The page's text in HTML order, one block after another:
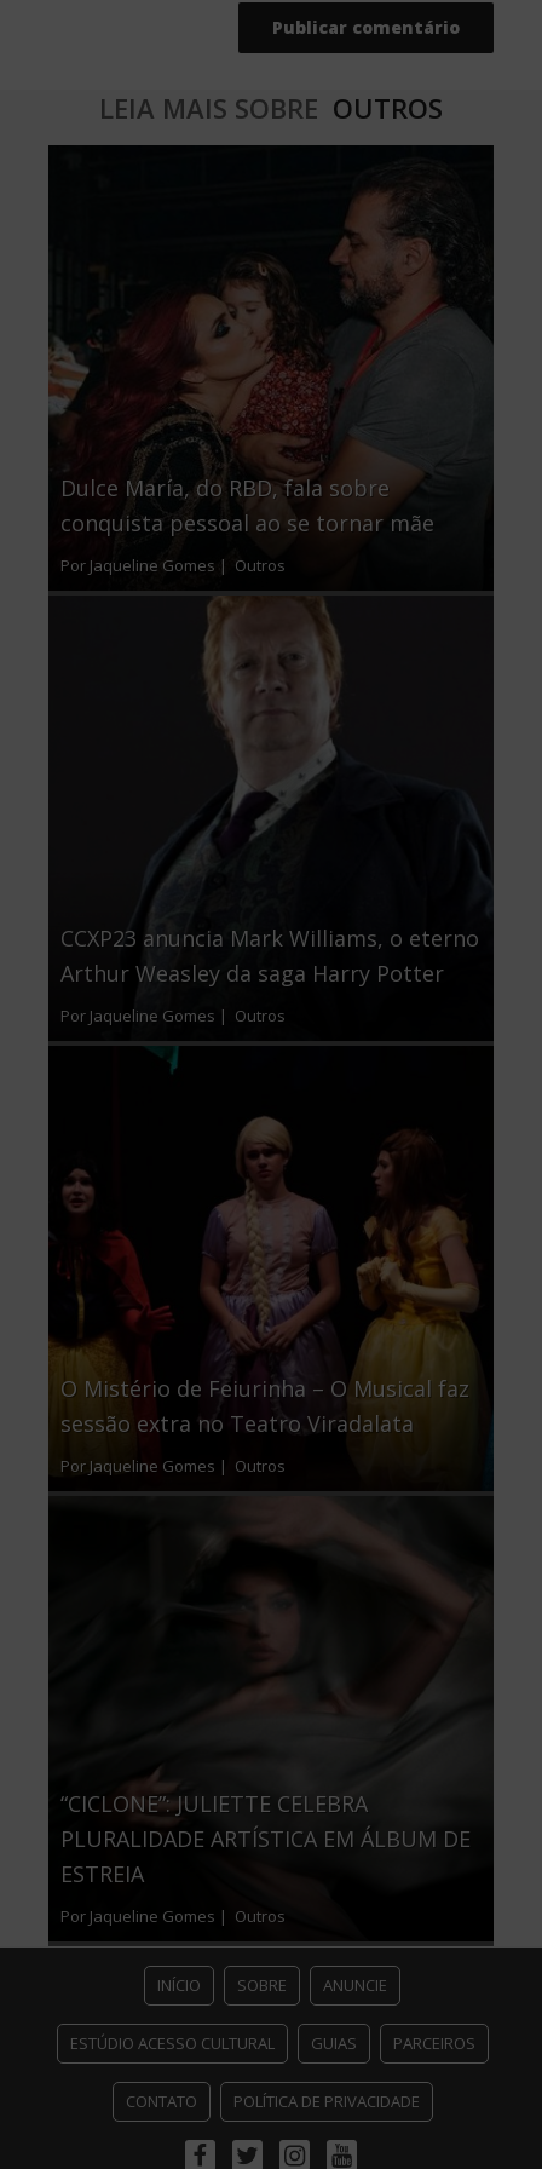
LEIA MAIS SOBRE OUTROS
Dulce María, do RBD, fala sobre
conquista pessoal ao se tornar mãe
Por Jaqueline Gomes | Outros
CCXP23 anuncia Mark Williams, o eterno
Arthur Weasley da saga Harry Potter
Por Jaqueline Gomes | Outros
O Mistério de Feiurinha – O Musical faz
sessão extra no Teatro Viradalata
Por Jaqueline Gomes | Outros
“CICLONE”: JULIETTE CELEBRA
PLURALIDADE ARTÍSTICA EM ÁLBUM DE
ESTREIA
Por Jaqueline Gomes | Outros
INÍCIO SOBRE ANUNCIE
ESTÚDIO ACESSO CULTURAL GUIAS PARCEIROS
CONTATO POLÍTICA DE PRIVACIDADE
FacebookTwitterInstagramYoutube